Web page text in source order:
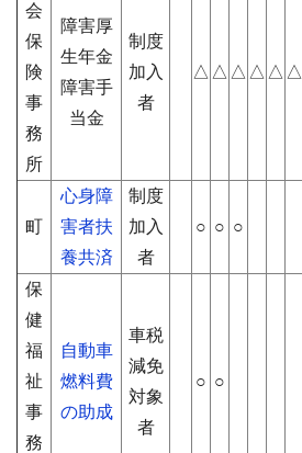
会
保
険
事
務
所
障害厚
生年金
障害手
当金
制度
加入
者
△ △ △ △ △ △
町
心身障
害者扶
養共済
制度
加入
者
○ ○ ○
保
健
福
祉
事
務
自動車
燃料費
の助成
車税
減免
対象
者
○ ○